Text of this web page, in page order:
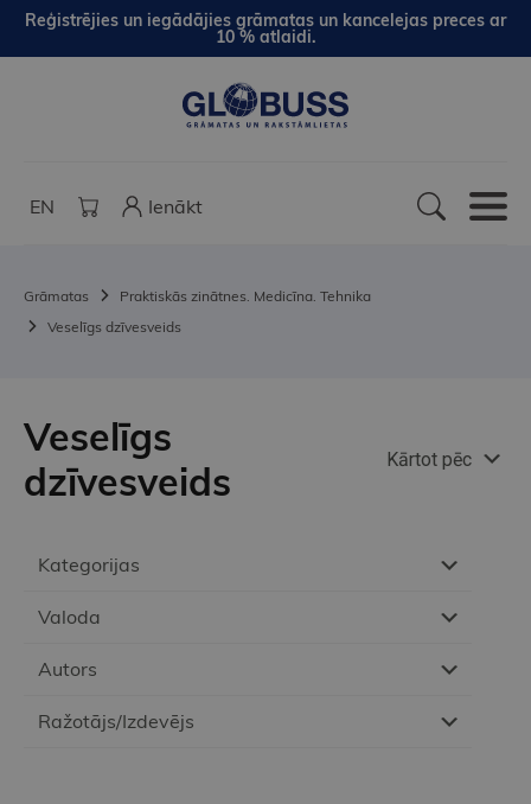
Reģistrējies un iegādājies grāmatas un kancelejas preces ar
10 % atlaidi.
EN Ienākt
Grāmatas
Praktiskās zinātnes. Medicīna. Tehnika
Veselīgs dzīvesveids
Kategorijas
Valoda
Autors
Ražotājs/Izdevējs
Veselīgs
dzīvesveids
Kārtot pēc